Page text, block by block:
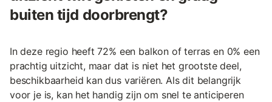
buiten tijd doorbrengt?
In deze regio heeft 72% een balkon of terras en 0% een
prachtig uitzicht, maar dat is niet het grootste deel,
beschikbaarheid kan dus variëren. Als dit belangrijk
voor je is, kan het handig zijn om snel te anticiperen